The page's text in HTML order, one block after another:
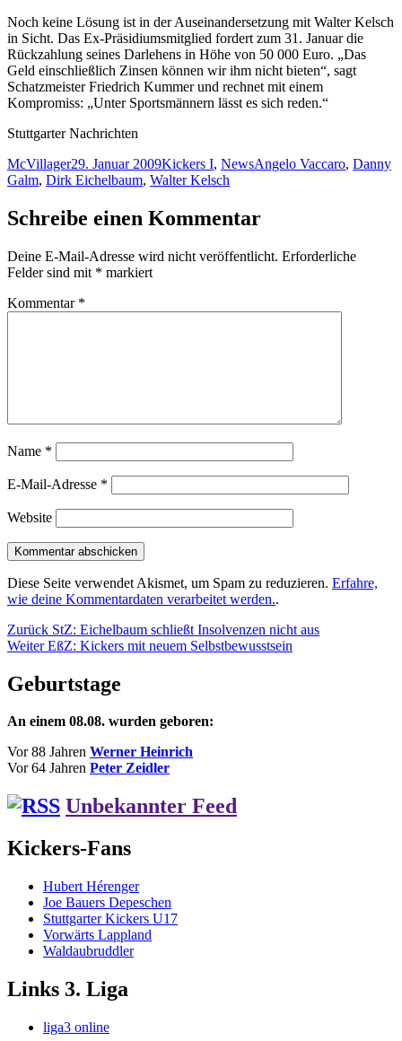
Noch keine Lösung ist in der Auseinandersetzung mit Walter Kelsch
in Sicht. Das Ex-Präsidiumsmitglied fordert zum 31. Januar die
Rückzahlung seines Darlehens in Höhe von 50 000 Euro. „Das
Geld einschließlich Zinsen können wir ihm nicht bieten“, sagt
Schatzmeister Friedrich Kummer und rechnet mit einem
Kompromiss: „Unter Sportsmännern lässt es sich reden.“
Stuttgarter Nachrichten
Autor
McVillagerVeröffentlicht
am
29. Januar 2009Kategorien
Kickers I, NewsSchlagwörter
Angelo Vaccaro, Danny
Galm, Dirk Eichelbaum, Walter Kelsch
Schreibe einen Kommentar
Deine E-Mail-Adresse wird nicht veröffentlicht. Erforderliche
Felder sind mit * markiert
Kommentar *
Name *
E-Mail-Adresse *
Website
Diese Seite verwendet Akismet, um Spam zu reduzieren. Erfahre,
wie deine Kommentardaten verarbeitet werden..
Beitragsnavigation
Zurück Vorheriger
Beitrag:
StZ: Eichelbaum schließt Insolvenzen nicht aus
Weiter Nächster
EßZ: Kickers mit neuem Selbstbewusstsein
Geburtstage
An einem 08.08. wurden geboren:
Vor 88 Jahren Werner Heinrich
Vor 64 Jahren Peter Zeidler
Unbekannter Feed
Kickers-Fans
Hubert Hérenger
Joe Bauers Depeschen
Stuttgarter Kickers U17
Vorwärts Lappland
Waldaubruddler
Links 3. Liga
liga3 online